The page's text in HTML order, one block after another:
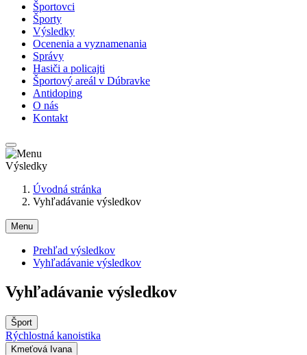
Športovci
Športy
Výsledky
Ocenenia a vyznamenania
Správy
Hasiči a policajti
Športový areál v Dúbravke
Antidoping
O nás
Kontakt
Výsledky
Úvodná stránka
Vyhľadávanie výsledkov
Menu
Prehľad výsledkov
Vyhľadávanie výsledkov
Vyhľadávanie výsledkov
Šport
Rýchlostná kanoistika
Kmeťová Ivana